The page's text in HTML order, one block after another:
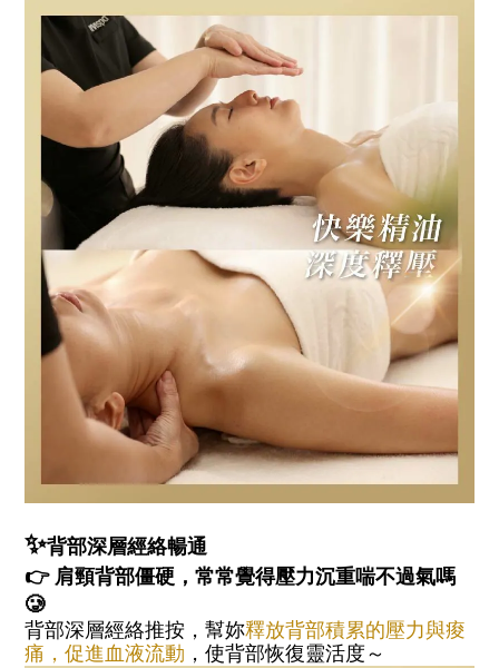
✨背部深層經絡暢通
👉 肩頸背部僵硬，常常覺得壓力沉重喘不過氣嗎
🥲
背部深層經絡推按，幫妳釋放背部積累的壓力與痠
痛，促進血液流動 ，使背部恢復靈活度～